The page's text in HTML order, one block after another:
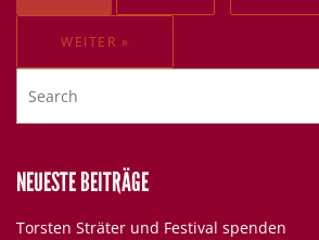
WEITER »
NEUESTE BEITRÄGE
Torsten Sträter und Festival spenden